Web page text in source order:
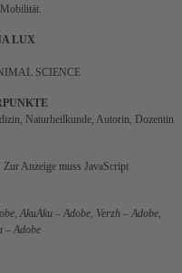
LUX
SCIENCE
Naturheilkunde, Autorin, Dozentin
Anzeige muss JavaScript
AkuAku – Adobe, Verzh – Adobe,
– Adobe